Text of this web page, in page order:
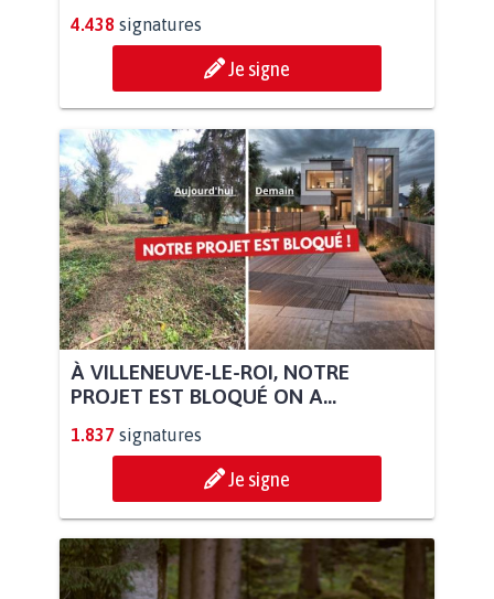
4.438 signatures
Je signe
À VILLENEUVE-LE-ROI, NOTRE
PROJET EST BLOQUÉ ON A...
1.837 signatures
Je signe